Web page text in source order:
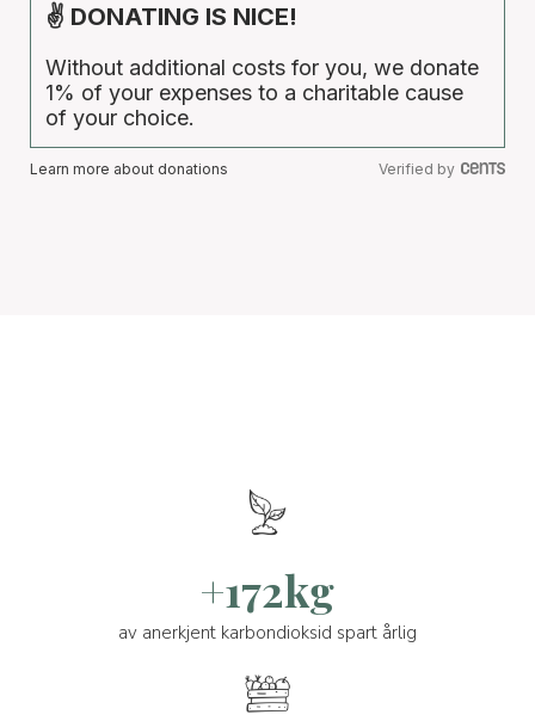
✌ DONATING IS NICE!
Without additional costs for you, we donate
1% of your expenses to a charitable cause
of your choice.
Learn more about donations Verified by
+172kg
av anerkjent karbondioksid spart årlig